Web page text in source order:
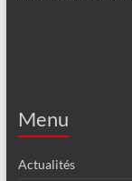
Menu
Actualités